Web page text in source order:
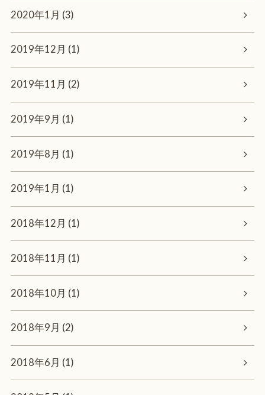
2020年1月 (3)
2019年12月 (1)
2019年11月 (2)
2019年9月 (1)
2019年8月 (1)
2019年1月 (1)
2018年12月 (1)
2018年11月 (1)
2018年10月 (1)
2018年9月 (2)
2018年6月 (1)